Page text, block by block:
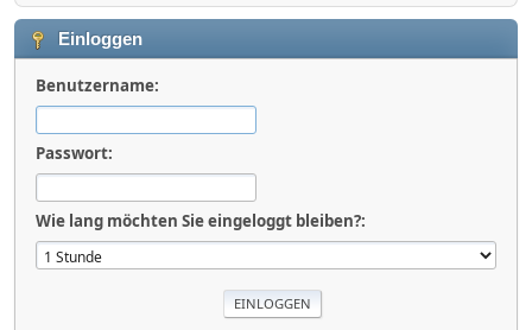
Einloggen
Benutzername:
Passwort:
Wie lang möchten Sie eingeloggt bleiben?: